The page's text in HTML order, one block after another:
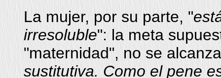
La mujer, por su parte, "
irresoluble": la meta
"maternidad", no se
sustitutiva. Como el pene